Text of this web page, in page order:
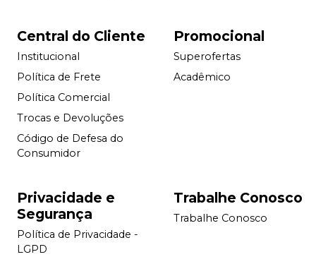
Central do Cliente
Institucional
Política de Frete
Política Comercial
Trocas e Devoluções
Código de Defesa do
Consumidor
Promocional
Superofertas
Acadêmico
Privacidade e
Segurança
Política de Privacidade -
LGPD
Trabalhe Conosco
Trabalhe Conosco